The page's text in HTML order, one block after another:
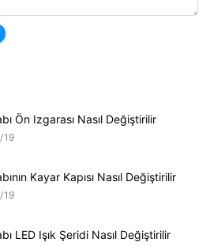
Ön Izgarası Nasıl Değiştirilir
19
Kayar Kapısı Nasıl Değiştirilir
19
LED Işık Şeridi Nasıl Değiştirilir